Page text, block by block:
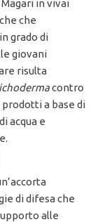
in vivai
che
grado di
giovani
risulta
contro
a base di
acqua e
di difesa che
alle